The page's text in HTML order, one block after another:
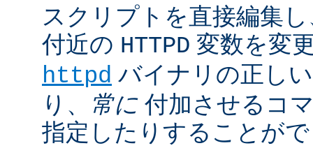
スクリプトを直接編集
付近の HTTPD 変数を変
httpd バイナリの正し
り、
常に 付加させるコ
指定したりすることが